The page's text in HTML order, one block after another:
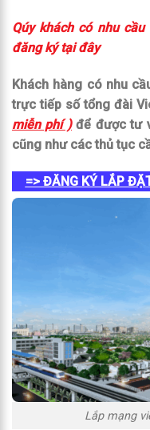
Qúy khách có nhu
đăng ký tại đây
Khách hàng có nhu
trực tiếp số tổng đài
miễn phí )để được tư
cũng như các thủ tục
=> ĐĂNG KÝ LẮP
Lắp mạng